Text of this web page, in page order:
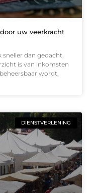
uw veerkracht
dan gedacht,
is van inkomsten
wordt,
DIENSTVERLENING